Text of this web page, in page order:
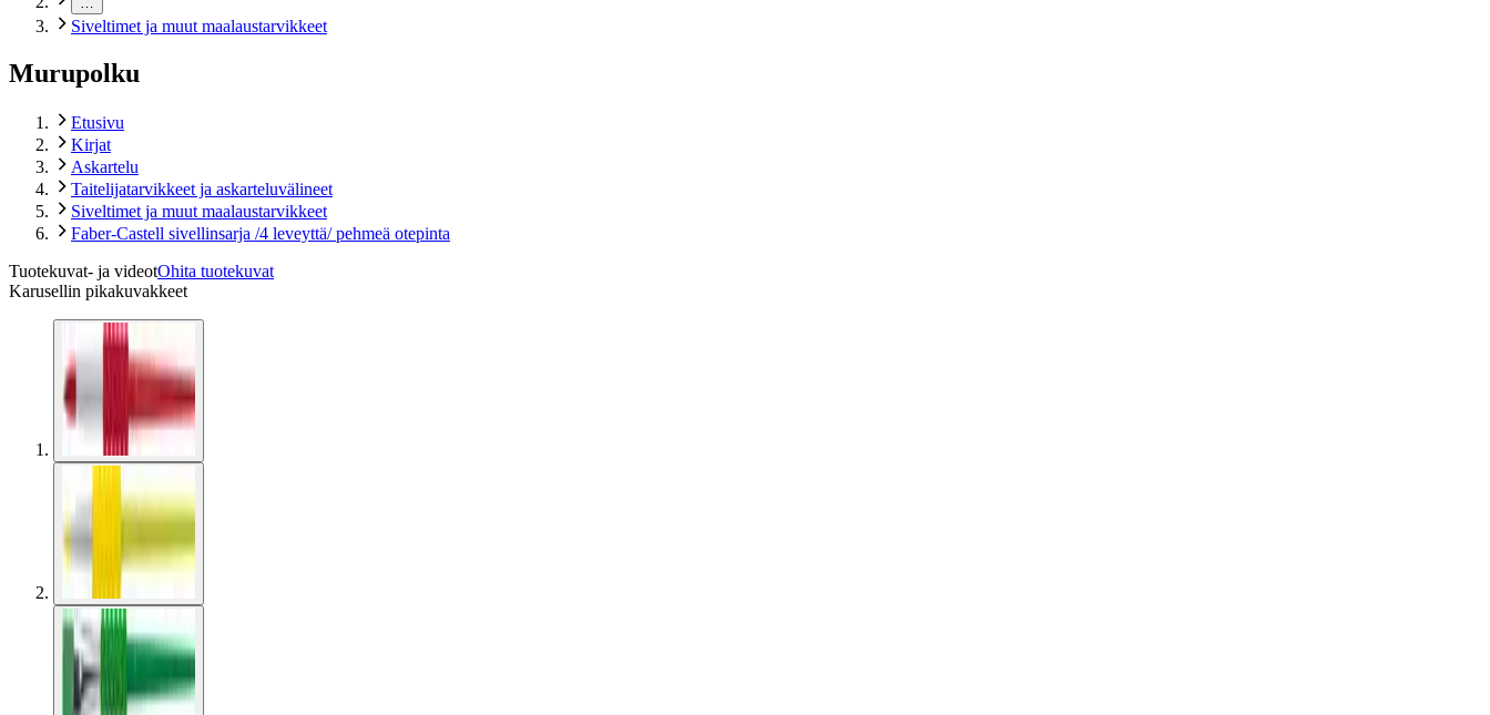
Siveltimet ja muut maalaustarvikkeet
Murupolku
Etusivu
Kirjat
Askartelu
Taitelijatarvikkeet ja askarteluvälineet
Siveltimet ja muut maalaustarvikkeet
Faber-Castell sivellinsarja /4 leveyttä/ pehmeä otepinta
Tuotekuvat- ja videotOhita tuotekuvat
Karusellin pikakuvakkeet